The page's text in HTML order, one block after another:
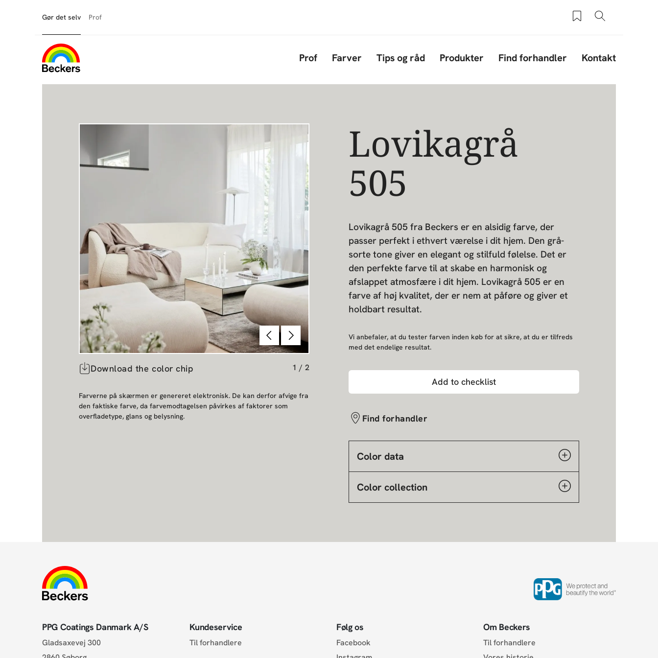
Gør det selv Prof Saved products
Søg
Prof Farver Tips og råd Produkter Find forhandler Kontakt
Lovikagrå
505
ForrigeNæste
Download the color chip 1 / 2
Farverne på skærmen er genereret elektronisk. De kan derfor afvige fra
den faktiske farve, da farvemodtagelsen påvirkes af faktorer som
overfladetype, glans og belysning.
Lovikagrå 505 fra Beckers er en alsidig farve, der
passer perfekt i ethvert værelse i dit hjem. Den grå-
sorte tone giver en elegant og stilfuld følelse. Det er
den perfekte farve til at skabe en harmonisk og
afslappet atmosfære i dit hjem. Lovikagrå 505 er en
farve af høj kvalitet, der er nem at påføre og giver et
holdbart resultat.
Vi anbefaler, at du tester farven inden køb for at sikre, at du er tilfreds
med det endelige resultat.
Add to checklist
Find forhandler
Color data
Color collection
PPG Coatings Danmark A/S
Gladsaxevej 300
Kundeservice
Til forhandlere
Følg os
Facebook
Om Beckers
Til forhandlere